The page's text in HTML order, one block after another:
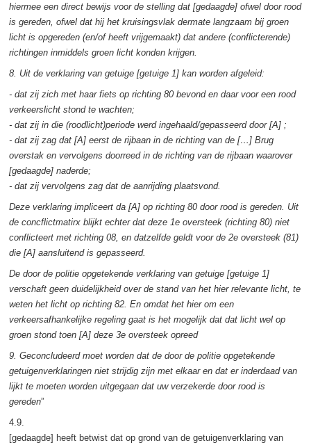
hiermee een direct bewijs voor de stelling dat [gedaagde] ofwel door rood
is gereden, ofwel dat hij het kruisingsvlak dermate langzaam bij groen
licht is opgereden (en/of heeft vrijgemaakt) dat andere (conflicterende)
richtingen inmiddels groen licht konden krijgen.
8. Uit de verklaring van getuige [getuige 1] kan worden afgeleid:
- dat zij zich met haar fiets op richting 80 bevond en daar voor een rood
verkeerslicht stond te wachten;
- dat zij in die (roodlicht)periode werd ingehaald/gepasseerd door [A] ;
- dat zij zag dat [A] eerst de rijbaan in de richting van de […] Brug
overstak en vervolgens doorreed in de richting van de rijbaan waarover
[gedaagde] naderde;
- dat zij vervolgens zag dat de aanrijding plaatsvond.
Deze verklaring impliceert da [A] op richting 80 door rood is gereden. Uit
de concflictmatirx blijkt echter dat deze 1e oversteek (richting 80) niet
conflicteert met richting 08, en datzelfde geldt voor de 2e oversteek (81)
die [A] aansluitend is gepasseerd.
De door de politie opgetekende verklaring van getuige [getuige 1]
verschaft geen duidelijkheid over de stand van het hier relevante licht, te
weten het licht op richting 82. En omdat het hier om een
verkeersafhankelijke regeling gaat is het mogelijk dat dat licht wel op
groen stond toen [A] deze 3e oversteek opreed
9. Geconcludeerd moet worden dat de door de politie opgetekende
getuigenverklaringen niet strijdig zijn met elkaar en dat er inderdaad van
lijkt te moeten worden uitgegaan dat uw verzekerde door rood is
gereden”
4.9.
[gedaagde] heeft betwist dat op grond van de getuigenverklaring van